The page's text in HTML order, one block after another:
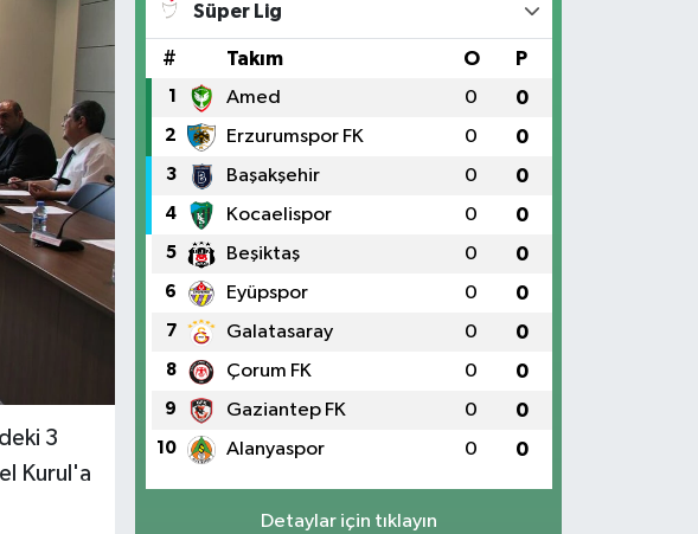
3
Kurul'a
Süper Lig
# Takım O P
1 Amed 0 0
2 Erzurumspor FK 0 0
3 Başakşehir 0 0
4 Kocaelispor 0 0
5 Beşiktaş 0 0
6 Eyüpspor 0 0
7 Galatasaray 0 0
8 Çorum FK 0 0
9 Gaziantep FK 0 0
10 Alanyaspor 0 0
Detaylar için tıklayın